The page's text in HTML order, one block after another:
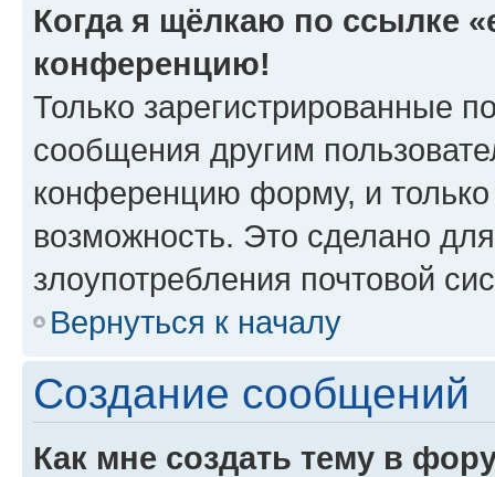
Когда я щёлкаю по ссылке
конференцию!
Только зарегистрированные
сообщения другим
конференцию форму, и
возможность. Это сделано
злоупотребления почтовой
Вернуться к началу
Создание сообщений
Как мне создать тему в